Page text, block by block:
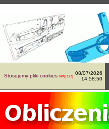
Stosujemy pliki cookieswięcej...
08/07/2026
14:58:50